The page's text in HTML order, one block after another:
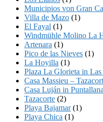
Municipios von Gran
Villa de Mazo (1)
El Fayal (1)
Windmühle Molino La
Artenara (1)
Pico de las Nieves (1)
La Hoyilla (1)
Plaza La Glorieta in Las
Casa Massieu –
Casa Luján in
Tazacorte (2)
Playa Bajamar(1)
Playa Chica (1)